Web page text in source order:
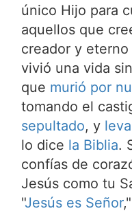
único Hijo para
aquellos que
creador y
vivió una vida
que murió por
tomando el
sepultado, y
lo dice la Biblia.
confías de
Jesús como tu
"Jesús es Señor